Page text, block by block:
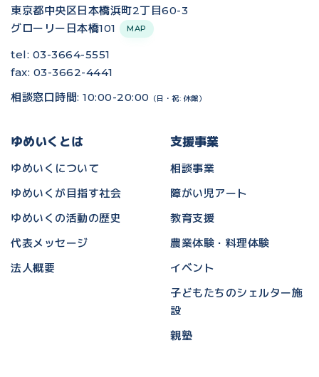
東京都中央区日本橋浜町2丁目60-3
グローリー日本橋101
MAP
tel: 03-3664-5551
fax: 03-3662-4441
相談窓口時間: 10:00-20:00
（日・祝: 休館）
ゆめいくとは
ゆめいくについて
ゆめいくが目指す社会
ゆめいくの活動の歴史
代表メッセージ
法人概要
支援事業
相談事業
障がい児アート
教育支援
農業体験・料理体験
イベント
子どもたちのシェルター施
設
親塾